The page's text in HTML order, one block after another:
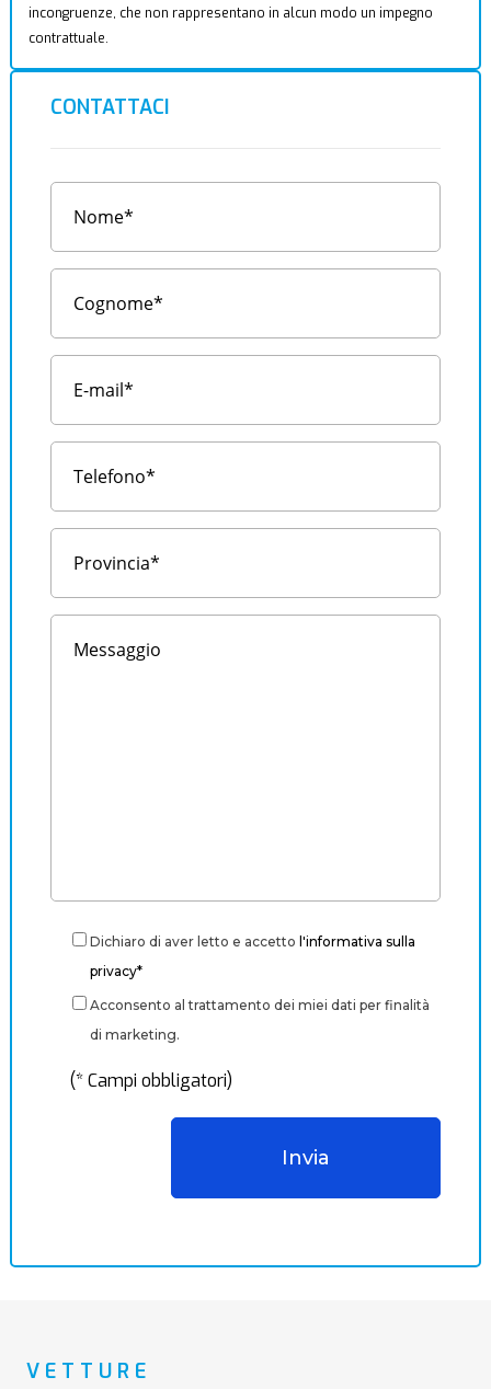
incongruenze, che non rappresentano in alcun modo un impegno
contrattuale.
CONTATTACI
Dichiaro di aver letto e accetto l'informativa sulla
privacy*
Acconsento al trattamento dei miei dati per finalità
di marketing.
(* Campi obbligatori)
VETTURE